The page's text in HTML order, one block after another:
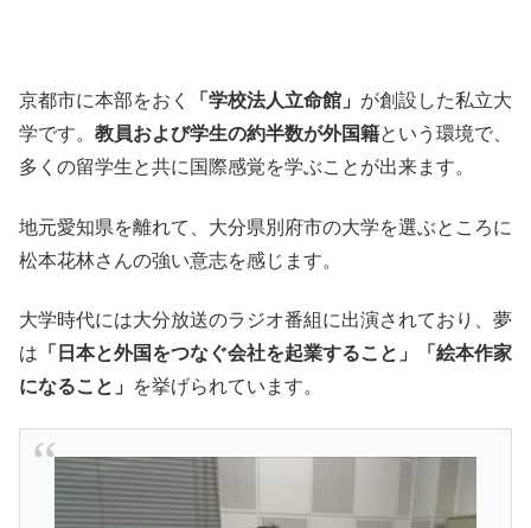
京都市に本部をおく 「学校法人立命館」 が創設した私立大
学です。 教員および学生の約半数が外国籍という環境で、
多くの留学生と共に国際感覚を学ぶことが出来ます。
地元愛知県を離れて、大分県別府市の大学を選ぶところに
松本花林さんの強い意志を感じます。
大学時代には大分放送のラジオ番組に出演されており、夢
は 「日本と外国をつなぐ会社を起業すること」「絵本作家
になること」 を挙げられています。